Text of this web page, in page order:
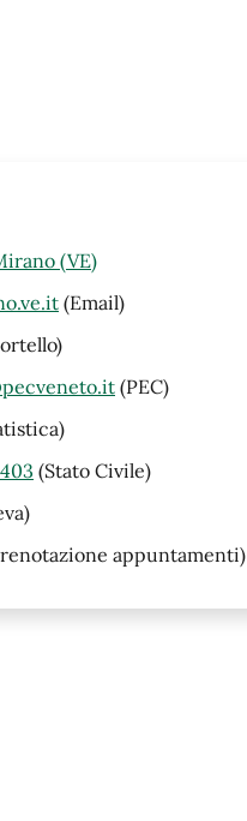
(VE)
(Email)
(PEC)
(Stato Civile)
appuntamenti)